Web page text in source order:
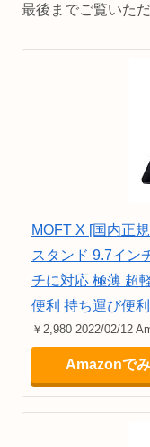
最後までご覧いた
MOFT X [国内正
スタンド 9.7イン
チに対応 極薄 超
便利 持ち運び便利
￥2,980 2022/02/12
Amazonで